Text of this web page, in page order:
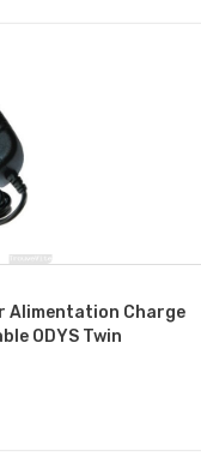
Alimentation Charge
ODYS Twin